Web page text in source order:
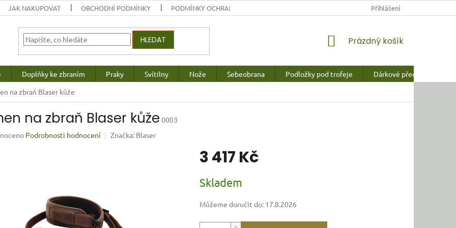
JAK NAKUPOVAT OBCHODNÍ PODMÍNKY PODMÍNKY OCHRANY OSOBNÍCH ÚDAJŮ Přihlášení
HLEDAT
NÁKUPNÍ
Prázdný košík
Doplňky ke zbraním Praky Svítilny Nože Sebeobrana Podložky pod trofeje
Dárkové předměty a
na zbraň Blaser kůže
na zbraň Blaser kůže 0003
Podrobnosti hodnocení Značka: Blaser
3 417 Kč
cena:
Skladem
Můžeme doručit do: 17.8.2026